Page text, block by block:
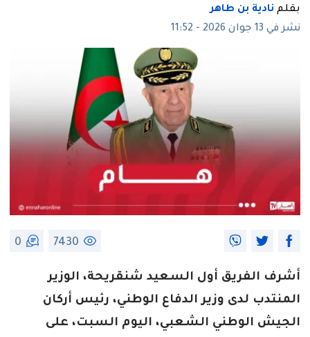
بقلم نادية بن طاهر
نشر في 13 جوان 2026 - 11:52
7430
0
أشرف الفريق أول السعيد شنقريحة، الوزير
المنتدب لدى وزير الدفاع الوطني، رئيس أركان
الجيش الوطني الشعبي، اليوم السبت، على